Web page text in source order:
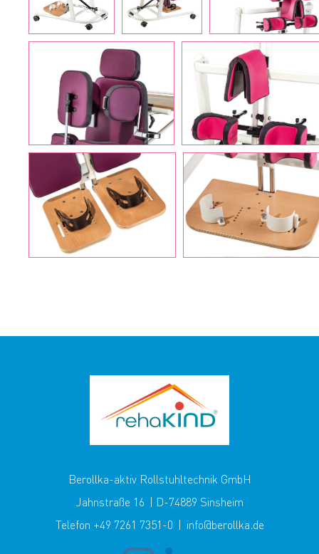
Berollka-aktiv Rollstuhltechnik GmbH
Jahnstraße 16 | D-74889 Sinsheim
Telefon +49 7261 7351-0 | info@berollka.de